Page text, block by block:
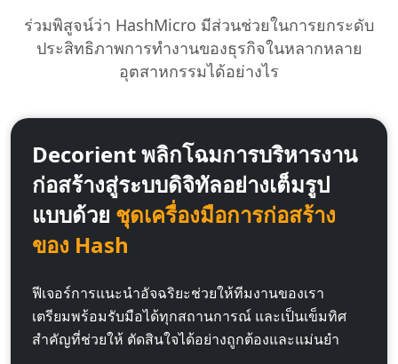
ร่วมพิสูจน์ว่า HashMicro มีส่วนช่วยในการยกระดับ
ประสิทธิภาพการทำงานของธุรกิจในหลากหลาย
อุตสาหกรรมได้อย่างไร
Decorient พลิกโฉมการบริหารงาน
ก่อสร้างสู่ระบบดิจิทัลอย่างเต็มรูป
แบบด้วย ชุดเครื่องมือการก่อสร้าง
ของ Hash
ฟีเจอร์การแนะนำอัจฉริยะช่วยให้ทีมงานของเรา
เตรียมพร้อมรับมือได้ทุกสถานการณ์ และเป็นเข็มทิศ
สำคัญที่ช่วยให้ ตัดสินใจได้อย่างถูกต้องและแม่นยำ